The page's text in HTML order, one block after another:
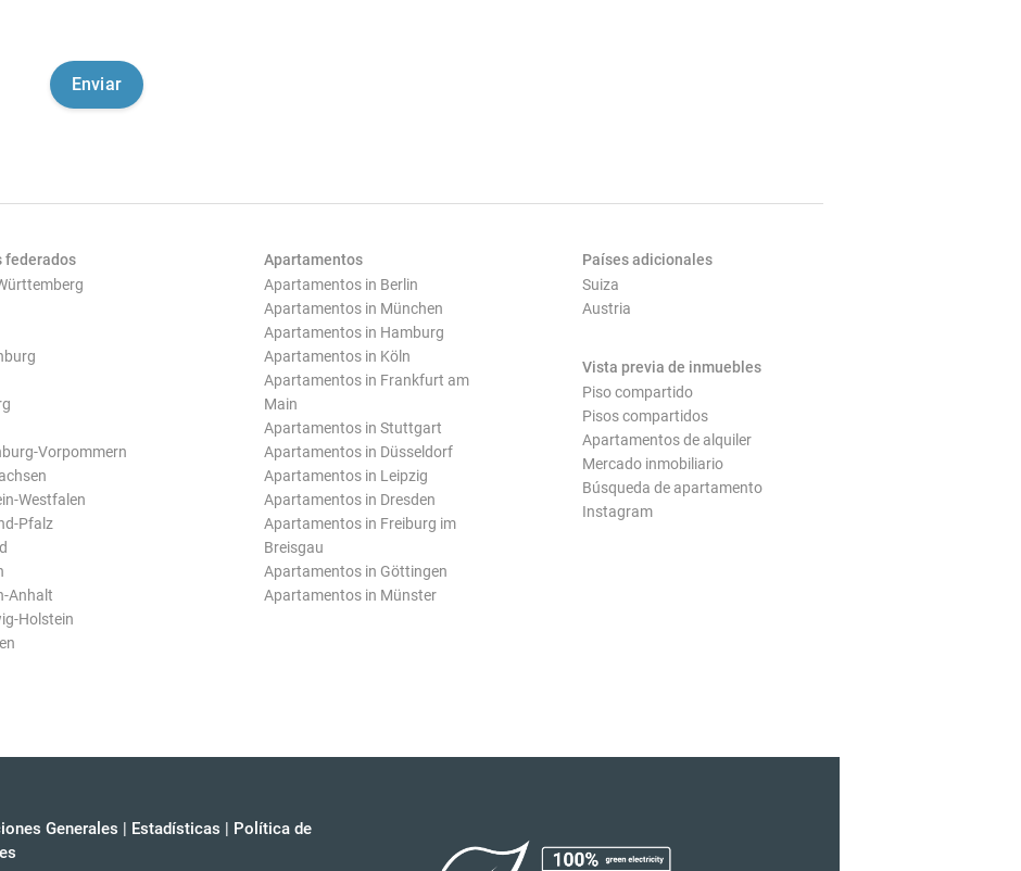
federados
Vorpommern
Westfalen
Pfalz
Anhalt
Holstein
Apartamentos
Apartamentos in Berlin
Apartamentos in München
Apartamentos in Hamburg
Apartamentos in Köln
Apartamentos in Frankfurt am
Main
Apartamentos in Stuttgart
Apartamentos in Düsseldorf
Apartamentos in Leipzig
Apartamentos in Dresden
Apartamentos in Freiburg im
Breisgau
Apartamentos in Göttingen
Apartamentos in Münster
Países adicionales
Suiza
Austria
Vista previa de inmuebles
Piso compartido
Pisos compartidos
Apartamentos de alquiler
Mercado inmobiliario
Búsqueda de apartamento
Instagram
Generales | Estadísticas | Política de